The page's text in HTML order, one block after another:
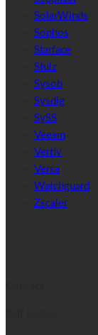
SolarWinds
Sophos
Starface
Stulz
Sysob
Sysdig
SySS
Veeam
Vertiv
Versa
Watchguard
Zscaler